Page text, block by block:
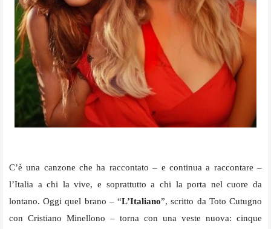
C’è una canzone che ha raccontato – e continua a raccontare –
l’Italia a chi la vive, e soprattutto a chi la porta nel cuore da
lontano. Oggi quel brano – “L’Italiano”, scritto da Toto Cutugno
con Cristiano Minellono – torna con una veste nuova: cinque